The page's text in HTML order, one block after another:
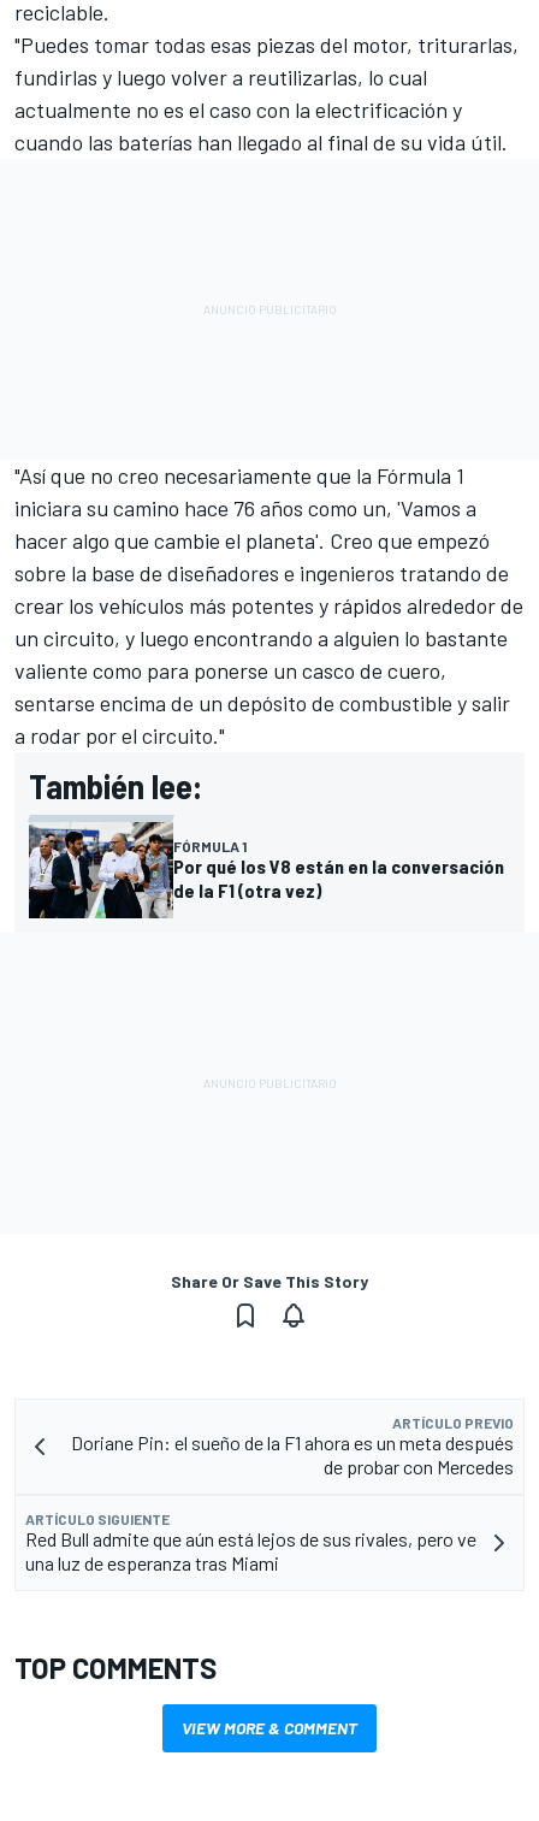
reciclable.
"Puedes tomar todas esas piezas del motor, triturarlas,
fundirlas y luego volver a reutilizarlas, lo cual
actualmente no es el caso con la electrificación y
cuando las baterías han llegado al final de su vida útil.
"Así que no creo necesariamente que la Fórmula 1
iniciara su camino hace 76 años como un, 'Vamos a
hacer algo que cambie el planeta'. Creo que empezó
sobre la base de diseñadores e ingenieros tratando de
crear los vehículos más potentes y rápidos alrededor de
un circuito, y luego encontrando a alguien lo bastante
valiente como para ponerse un casco de cuero,
sentarse encima de un depósito de combustible y salir
a rodar por el circuito."
También lee:
FÓRMULA 1
Por qué los V8 están en la conversación
de la F1 (otra vez)
Share Or Save This Story
ARTÍCULO PREVIO
Doriane Pin: el sueño de la F1 ahora es un meta después
de probar con Mercedes
ARTÍCULO SIGUIENTE
Red Bull admite que aún está lejos de sus rivales, pero ve
una luz de esperanza tras Miami
TOP COMMENTS
VIEW MORE & COMMENT